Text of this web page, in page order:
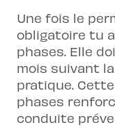
Une fois le
obligatoire tu
phases. Elle
mois suivant
pratique.
phases
conduite